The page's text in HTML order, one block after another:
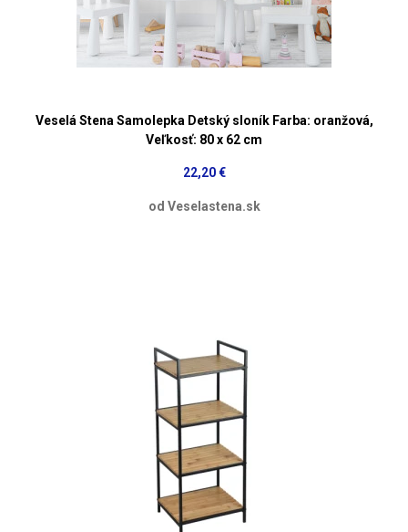
Veselá Stena Samolepka Detský sloník Farba: oranžová,
Veľkosť: 80 x 62 cm
22,20 €
od Veselastena.sk